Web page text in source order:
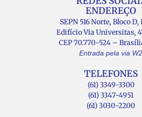
ENDEREÇO
SEPN 516 Norte, Bloco D,
Edifício Via Universitas,
CEP 70.770-524 –
Entrada pela via W2
TELEFONES
(61) 3349-3300
(61) 3347-4951
(61) 3030-2200